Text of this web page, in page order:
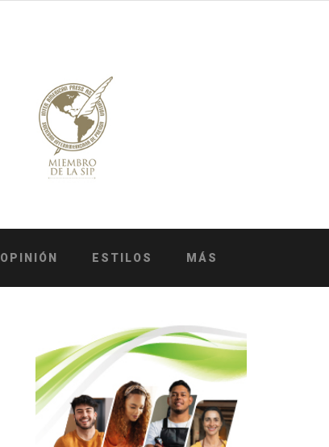
OPINIÓN ESTILOS MÁS